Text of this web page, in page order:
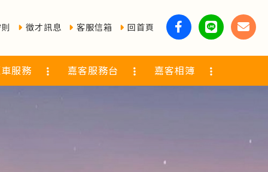
徵才訊息 客服信箱 回首頁
服務 嘉客服務台 嘉客相簿